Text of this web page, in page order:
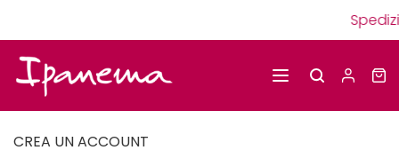
CREA UN ACCOUNT